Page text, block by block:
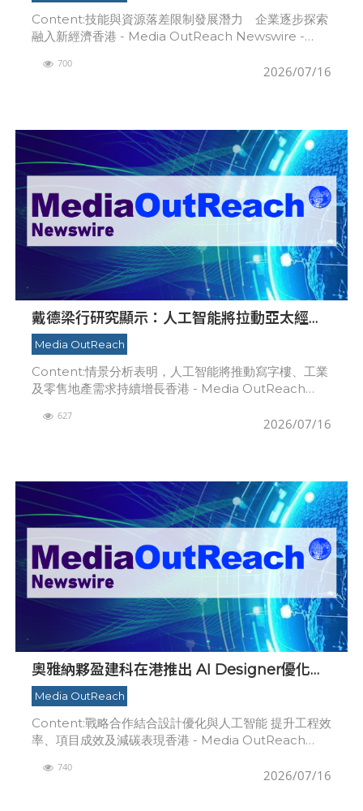
Content:技能與資源落差限制發展潛力 企業逐步探索
融入新經濟香港 - Media OutReach Newswire -
一項最新中小
2026/07/16
700
戴德梁行研究顯示：人工智能將拉動亞太經濟
強勁增長， 提振房地產需求
Media OutReach
Content:情景分析表明，人工智能將推動寫字樓、工業
及零售地產需求持續增長香港 - Media OutReach
工智能將推動
2026/07/16
627
奧雅納夥盈建科在港推出 AI Designer優化結
構工程
Media OutReach
Content:戰略合作結合設計優化與人工智能 提升工程效
率、項目成效及減碳表現香港 - Media OutReach
內
2026/07/16
740